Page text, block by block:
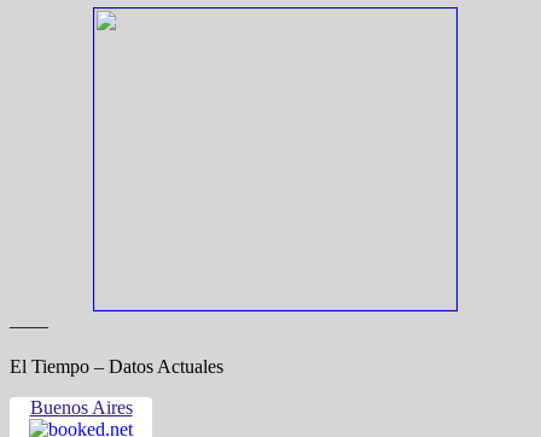
——
El Tiempo – Datos Actuales
Buenos Aires